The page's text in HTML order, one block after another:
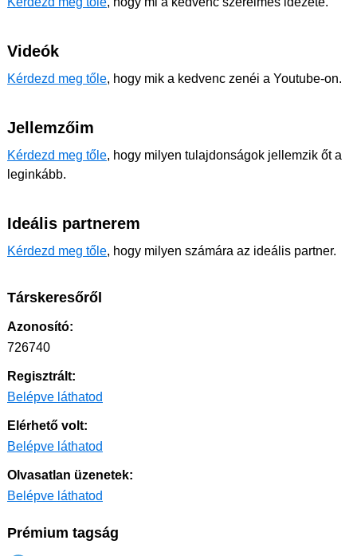
Videók
Kérdezd meg tőle, hogy mik a kedvenc zenéi a Youtube-on.
Jellemzőim
Kérdezd meg tőle, hogy milyen tulajdonságok jellemzik őt a
leginkább.
Ideális partnerem
Kérdezd meg tőle, hogy milyen számára az ideális partner.
Társkeresőről
Azonosító:
726740
Regisztrált:
Belépve láthatod
Elérhető volt:
Belépve láthatod
Olvasatlan üzenetek:
Belépve láthatod
Prémium tagság